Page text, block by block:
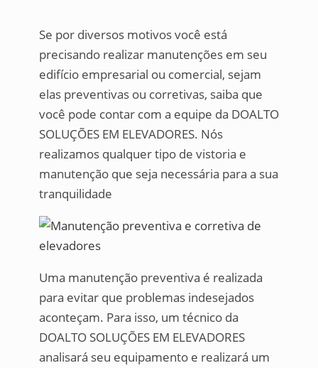
Se por diversos motivos você está
precisando realizar manutenções em seu
edifício empresarial ou comercial, sejam
elas preventivas ou corretivas, saiba que
você pode contar com a equipe da DOALTO
SOLUÇÕES EM ELEVADORES. Nós
realizamos qualquer tipo de vistoria e
manutenção que seja necessária para a sua
tranquilidade
Uma manutenção preventiva é realizada
para evitar que problemas indesejados
aconteçam. Para isso, um técnico da
DOALTO SOLUÇÕES EM ELEVADORES
analisará seu equipamento e realizará um